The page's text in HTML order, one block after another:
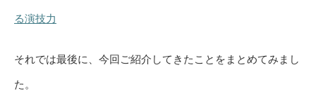
る演技力
それでは最後に、今回ご紹介してきたことをまとめてみまし
た。